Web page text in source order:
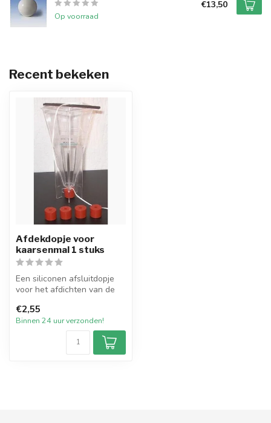
Op voorraad
€13,50
Recent bekeken
Afdekdopje voor
kaarsenmal 1 stuks
Een siliconen afsluitdopje
voor het afdichten van de
...
€2,55
Binnen 24 uur verzonden!